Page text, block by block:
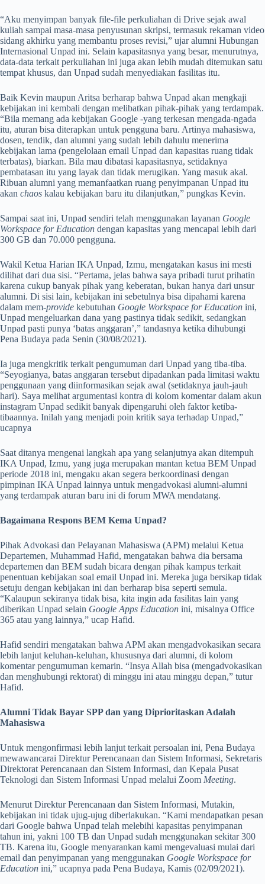
“Aku menyimpan banyak file-file perkuliahan di Drive sejak awal
kuliah sampai masa-masa penyusunan skripsi, termasuk rekaman video
sidang akhirku yang membantu proses revisi,” ujar alumni Hubungan
Internasional Unpad ini. Selain kapasitasnya yang besar, menurutnya,
data-data terkait perkuliahan ini juga akan lebih mudah ditemukan satu
tempat khusus, dan Unpad sudah menyediakan fasilitas itu.
Baik Kevin maupun Aritsa berharap bahwa Unpad akan mengkaji
kebijakan ini kembali dengan melibatkan pihak-pihak yang terdampak.
“Bila memang ada kebijakan Google -yang terkesan mengada-ngada
itu, aturan bisa diterapkan untuk pengguna baru. Artinya mahasiswa,
dosen, tendik, dan alumni yang sudah lebih dahulu menerima
kebijakan lama (pengelolaan email Unpad dan kapasitas ruang tidak
terbatas), biarkan. Bila mau dibatasi kapasitasnya, setidaknya
pembatasan itu yang layak dan tidak merugikan. Yang masuk akal.
Ribuan alumni yang memanfaatkan ruang penyimpanan Unpad itu
akan chaos kalau kebijakan baru itu dilanjutkan,” pungkas Kevin.
Sampai saat ini, Unpad sendiri telah menggunakan layanan Google
Workspace for Education dengan kapasitas yang mencapai lebih dari
300 GB dan 70.000 pengguna.
Wakil Ketua Harian IKA Unpad, Izmu, mengatakan kasus ini mesti
dilihat dari dua sisi. “Pertama, jelas bahwa saya pribadi turut prihatin
karena cukup banyak pihak yang keberatan, bukan hanya dari unsur
alumni. Di sisi lain, kebijakan ini sebetulnya bisa dipahami karena
dalam mem-provide kebutuhan Google Workspace for Education ini,
Unpad mengeluarkan dana yang pastinya tidak sedikit, sedangkan
Unpad pasti punya ‘batas anggaran’,” tandasnya ketika dihubungi
Pena Budaya pada Senin (30/08/2021).
Ia juga mengkritik terkait pengumuman dari Unpad yang tiba-tiba.
“Seyogianya, batas anggaran tersebut dipadankan pada limitasi waktu
penggunaan yang diinformasikan sejak awal (setidaknya jauh-jauh
hari). Saya melihat argumentasi kontra di kolom komentar dalam akun
instagram Unpad sedikit banyak dipengaruhi oleh faktor ketiba-
tibaannya. Inilah yang menjadi poin kritik saya terhadap Unpad,”
ucapnya
Saat ditanya mengenai langkah apa yang selanjutnya akan ditempuh
IKA Unpad, Izmu, yang juga merupakan mantan ketua BEM Unpad
periode 2018 ini, mengaku akan segera berkoordinasi dengan
pimpinan IKA Unpad lainnya untuk mengadvokasi alumni-alumni
yang terdampak aturan baru ini di forum MWA mendatang.
Bagaimana Respons BEM Kema Unpad?
Pihak Advokasi dan Pelayanan Mahasiswa (APM) melalui Ketua
Departemen, Muhammad Hafid, mengatakan bahwa dia bersama
departemen dan BEM sudah bicara dengan pihak kampus terkait
penentuan kebijakan soal email Unpad ini. Mereka juga bersikap tidak
setuju dengan kebijakan ini dan berharap bisa seperti semula.
“Kalaupun sekiranya tidak bisa, kita ingin ada fasilitas lain yang
diberikan Unpad selain Google Apps Education ini, misalnya Office
365 atau yang lainnya,” ucap Hafid.
Hafid sendiri mengatakan bahwa APM akan mengadvokasikan secara
lebih lanjut keluhan-keluhan, khususnya dari alumni, di kolom
komentar pengumuman kemarin. “Insya Allah bisa (mengadvokasikan
dan menghubungi rektorat) di minggu ini atau minggu depan,” tutur
Hafid.
Alumni Tidak Bayar SPP dan yang Diprioritaskan Adalah
Mahasiswa
Untuk mengonfirmasi lebih lanjut terkait persoalan ini, Pena Budaya
mewawancarai Direktur Perencanaan dan Sistem Informasi, Sekretaris
Direktorat Perencanaan dan Sistem Informasi, dan Kepala Pusat
Teknologi dan Sistem Informasi Unpad melalui Zoom Meeting.
Menurut Direktur Perencanaan dan Sistem Informasi, Mutakin,
kebijakan ini tidak ujug-ujug diberlakukan. “Kami mendapatkan pesan
dari Google bahwa Unpad telah melebihi kapasitas penyimpanan
tahun ini, yakni 100 TB dan Unpad sudah menggunakan sekitar 300
TB. Karena itu, Google menyarankan kami mengevaluasi mulai dari
email dan penyimpanan yang menggunakan Google Workspace for
Education ini,” ucapnya pada Pena Budaya, Kamis (02/09/2021).